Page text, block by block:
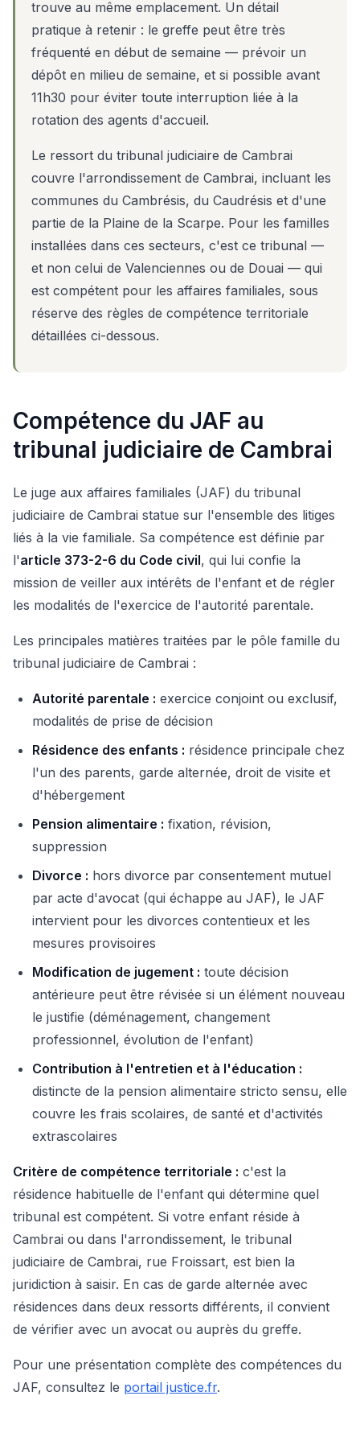
trouve au même emplacement. Un détail
pratique à retenir : le greffe peut être très
fréquenté en début de semaine — prévoir un
dépôt en milieu de semaine, et si possible avant
11h30 pour éviter toute interruption liée à la
rotation des agents d'accueil.
Le ressort du tribunal judiciaire de Cambrai
couvre l'arrondissement de Cambrai, incluant les
communes du Cambrésis, du Caudrésis et d'une
partie de la Plaine de la Scarpe. Pour les familles
installées dans ces secteurs, c'est ce tribunal —
et non celui de Valenciennes ou de Douai — qui
est compétent pour les affaires familiales, sous
réserve des règles de compétence territoriale
détaillées ci-dessous.
Compétence du JAF au
tribunal judiciaire de Cambrai
Le juge aux affaires familiales (JAF) du tribunal
judiciaire de Cambrai statue sur l'ensemble des litiges
liés à la vie familiale. Sa compétence est définie par
l'article 373-2-6 du Code civil, qui lui confie la
mission de veiller aux intérêts de l'enfant et de régler
les modalités de l'exercice de l'autorité parentale.
Les principales matières traitées par le pôle famille du
tribunal judiciaire de Cambrai :
Autorité parentale : exercice conjoint ou exclusif,
modalités de prise de décision
Résidence des enfants : résidence principale chez
l'un des parents, garde alternée, droit de visite et
d'hébergement
Pension alimentaire : fixation, révision,
suppression
Divorce : hors divorce par consentement mutuel
par acte d'avocat (qui échappe au JAF), le JAF
intervient pour les divorces contentieux et les
mesures provisoires
Modification de jugement : toute décision
antérieure peut être révisée si un élément nouveau
le justifie (déménagement, changement
professionnel, évolution de l'enfant)
Contribution à l'entretien et à l'éducation :
distincte de la pension alimentaire stricto sensu, elle
couvre les frais scolaires, de santé et d'activités
extrascolaires
Critère de compétence territoriale : c'est la
résidence habituelle de l'enfant qui détermine quel
tribunal est compétent. Si votre enfant réside à
Cambrai ou dans l'arrondissement, le tribunal
judiciaire de Cambrai, rue Froissart, est bien la
juridiction à saisir. En cas de garde alternée avec
résidences dans deux ressorts différents, il convient
de vérifier avec un avocat ou auprès du greffe.
Pour une présentation complète des compétences du
JAF, consultez le portail justice.fr.